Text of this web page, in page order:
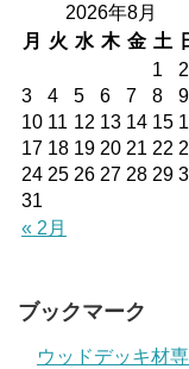
2026年8月
月
火 水 木 金 土
« 2月
1
2
3
4 5 6 7 8
9
10 11 12 13 14 15
17 18 19 20 21 22
24 25 26 27 28 29
31
ブックマーク
ウッドデッキ